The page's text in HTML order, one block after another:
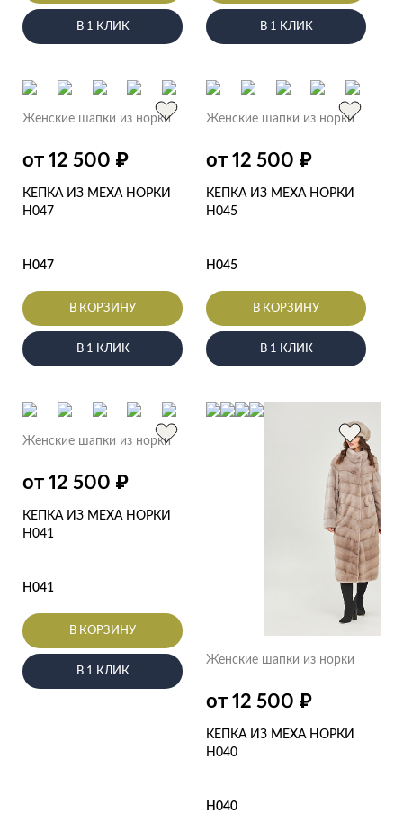
В 1 КЛИК В 1 КЛИК
Женские шапки из норки
от 12 500 ₽
КЕПКА ИЗ МЕХА НОРКИ
Н047
Н047
В КОРЗИНУ
В 1 КЛИК
Женские шапки из норки
от 12 500 ₽
КЕПКА ИЗ МЕХА НОРКИ
Н045
Н045
В КОРЗИНУ
В 1 КЛИК
Женские шапки из норки
от 12 500 ₽
КЕПКА ИЗ МЕХА НОРКИ
Н041
Н041
В КОРЗИНУ
В 1 КЛИК
Женские шапки из норки
от 12 500 ₽
КЕПКА ИЗ МЕХА НОРКИ
Н040
Н040